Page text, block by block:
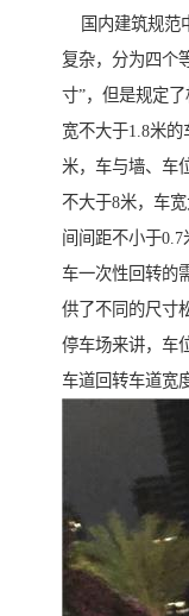
国内建筑规范
复杂，分为四个
寸”，但是规定
宽不大于1.8米
米，车与墙、车
不大于8米，车
间间距不小于
车一次性回转的
供了不同的尺寸
停车场来讲，车
车道回转车道宽